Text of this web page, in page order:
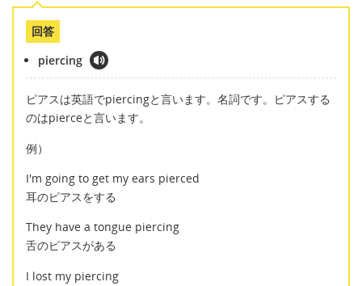
回答
piercing
ピアスは英語でpiercingと言います。名詞です。ピアスする
のはpierceと言います。
例）
I'm going to get my ears pierced
耳のピアスをする
They have a tongue piercing
舌のピアスがある
I lost my piercing